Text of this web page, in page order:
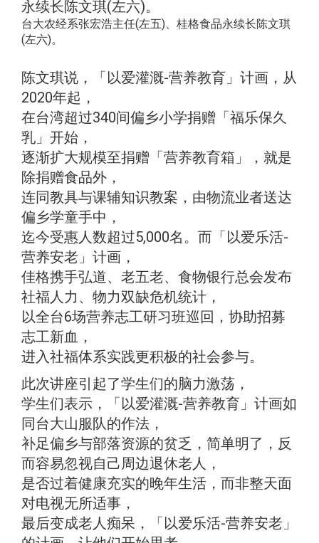
台大农经系张宏浩主任(左五)、桂格食品永续长陈文琪
(左六)。
陈文琪说，「以爱灌溉-营养教育」计画，从
2020年起，
在台湾超过340间偏乡小学捐赠「福乐保久
乳」开始，
逐渐扩大规模至捐赠「营养教育箱」，就是
除捐赠食品外，
连同教具与课辅知识教案，由物流业者送达
偏乡学童手中，
迄今受惠人数超过5,000名。而「以爱乐活-
营养安老」计画，
佳格携手弘道、老五老、食物银行总会发布
社福人力、物力双缺危机统计，
以全台6场营养志工研习班巡回，协助招募
志工新血，
进入社福体系实践更积极的社会参与。
此次讲座引起了学生们的脑力激荡，
学生们表示，「以爱灌溉-营养教育」计画如
同台大山服队的作法，
补足偏乡与部落资源的贫乏，简单明了，反
而容易忽视自己周边退休老人，
是否过着健康充实的晚年生活，而非整天面
对电视无所适事，
最后变成老人痴呆，「以爱乐活-营养安老」